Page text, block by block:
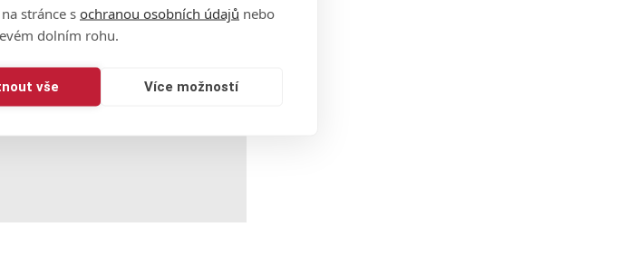
stránce s ochranou osobních údajů nebo
dolním rohu.
vše Více možností
soutěžnímu golfu. Je tak možné,